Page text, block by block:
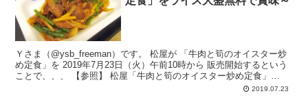
Ｙさま（@ysb_freeman）です。 松屋が 「牛肉と筍のオイスター炒
め定食」を 2019年7月23日（火）午前10時から 販売開始するという
ことで、、、 【参照】 松屋「牛肉と筍のオイスター炒め定食」
2019.07.23